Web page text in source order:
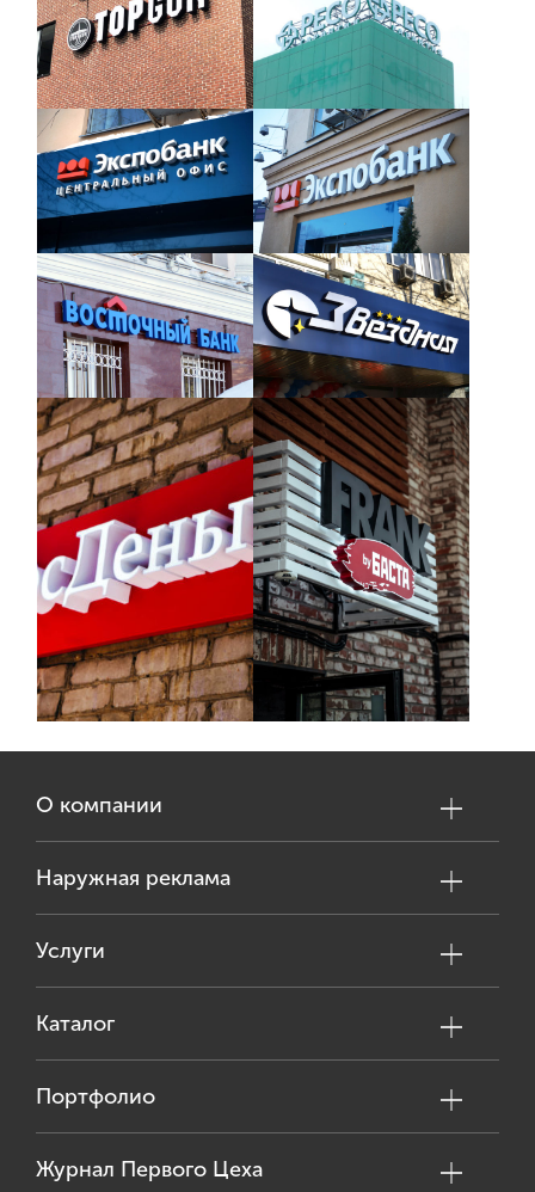
О компании
Наружная реклама
Услуги
Каталог
Портфолио
Журнал Первого Цеха